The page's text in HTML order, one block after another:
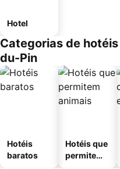
Hotel
Categorias de
du-Pin
Hotéis
baratos
Hotéis que
permitem